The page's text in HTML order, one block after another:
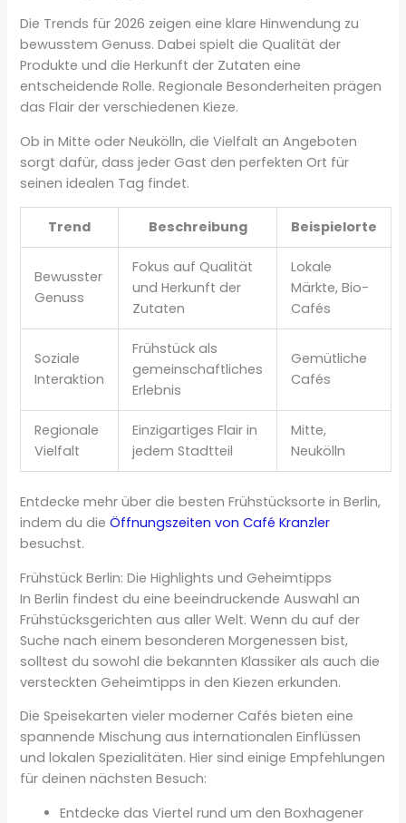
Die Trends für 2026 zeigen eine klare Hinwendung zu
bewusstem Genuss. Dabei spielt die Qualität der
Produkte und die Herkunft der Zutaten eine
entscheidende Rolle. Regionale Besonderheiten prägen
das Flair der verschiedenen Kieze.
Ob in Mitte oder Neukölln, die Vielfalt an Angeboten
sorgt dafür, dass jeder Gast den perfekten Ort für
seinen idealen Tag findet.
Trend Beschreibung Beispielorte
Bewusster
Genuss
Fokus auf Qualität
und Herkunft der
Zutaten
Lokale
Märkte, Bio-
Cafés
Soziale
Interaktion
Frühstück als
gemeinschaftliches
Erlebnis
Gemütliche
Cafés
Regionale
Vielfalt
Einzigartiges Flair in
jedem Stadtteil
Mitte,
Neukölln
Entdecke mehr über die besten Frühstücksorte in Berlin,
indem du dieÖffnungszeiten von Café Kranzler
besuchst.
Frühstück Berlin: Die Highlights und Geheimtipps
In Berlin findest du eine beeindruckende Auswahl an
Frühstücksgerichten aus aller Welt. Wenn du auf der
Suche nach einem besonderen Morgenessen bist,
solltest du sowohl die bekannten Klassiker als auch die
versteckten Geheimtipps in den Kiezen erkunden.
Die Speisekarten vieler moderner Cafés bieten eine
spannende Mischung aus internationalen Einflüssen
und lokalen Spezialitäten. Hier sind einige Empfehlungen
für deinen nächsten Besuch:
Entdecke das Viertel rund um den Boxhagener